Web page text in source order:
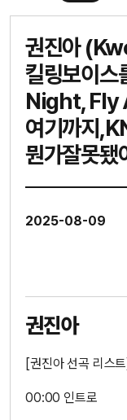
권진아
킬링보이
Night, Fly
여기까지
뭔가잘못됐
2025-08-09
권진아
[권진아 선곡 리스
00:00 인트로